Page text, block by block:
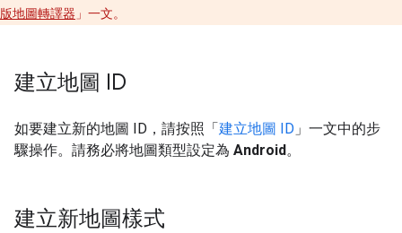
版地圖轉譯器 」一文。
建立地圖 ID
如要建立新的地圖 ID，請按照「建立地圖 ID 」一文中的步
驟操作。請務必將地圖類型設定為 Android。
建立新地圖樣式